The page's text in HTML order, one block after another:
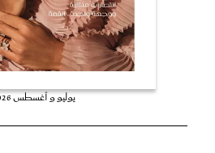
يوليو و أغسطس 2026